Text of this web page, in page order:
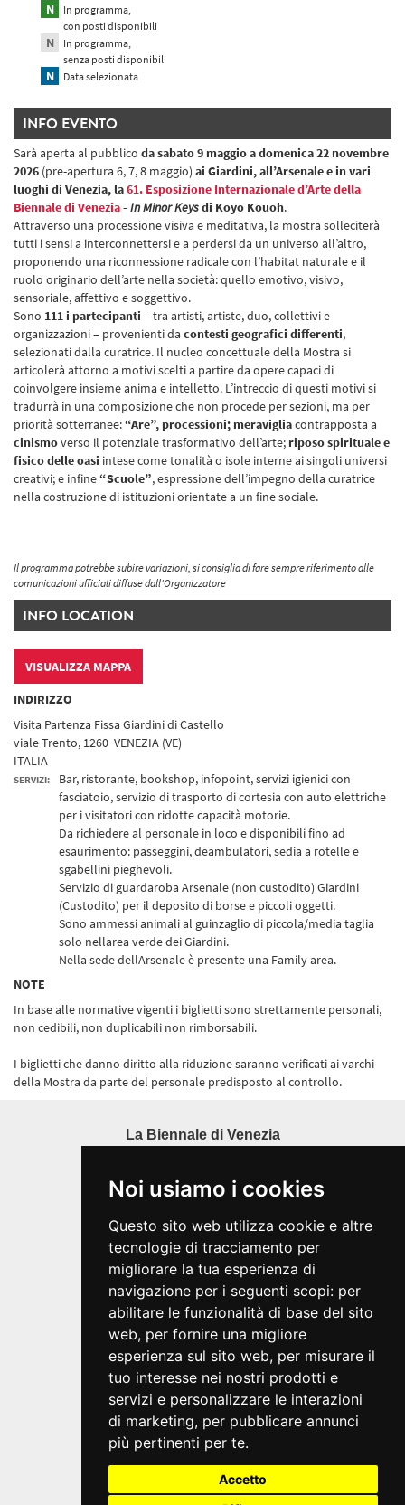
Noi usiamo i cookies
Questo sito web utilizza cookie e altre
tecnologie di tracciamento per
migliorare la tua esperienza di
navigazione per i seguenti scopi: per
abilitare le funzionalità di base del sito
web, per fornire una migliore
esperienza sul sito web, per misurare il
tuo interesse nei nostri prodotti e
servizi e personalizzare le interazioni
di marketing, per pubblicare annunci
più pertinenti per te.
Accetto
In programma,
con posti disponibili
In programma,
senza posti disponibili
Data selezionata
INFO EVENTO
Sarà aperta al pubblico da sabato 9 maggio a domenica 22 novembre
2026 (pre-apertura 6, 7, 8 maggio) ai Giardini, all’Arsenale e in vari
luoghi di Venezia, la61. Esposizione Internazionale d’Arte della
Biennale di Venezia- In Minor Keysdi Koyo Kouoh.
Attraverso una processione visiva e meditativa, la mostra solleciterà
tutti i sensi a interconnettersi e a perdersi da un universo all’altro,
proponendo una riconnessione radicale con l’habitat naturale e il
ruolo originario dell’arte nella società: quello emotivo, visivo,
sensoriale, affettivo e soggettivo.
Sono 111 i partecipanti – tra artisti, artiste, duo, collettivi e
organizzazioni – provenienti da contesti geografici differenti,
selezionati dalla curatrice. Il nucleo concettuale della Mostra si
articolerà attorno a motivi scelti a partire da opere capaci di
coinvolgere insieme anima e intelletto. L’intreccio di questi motivi si
tradurrà in una composizione che non procede per sezioni, ma per
priorità sotterranee:“Are”, processioni; meravigliacontrapposta a
cinismoverso il potenziale trasformativo dell’arte; riposo spirituale e
fisico delle oasi intese come tonalità o isole interne ai singoli universi
creativi; e infine“Scuole”, espressione dell’impegno della curatrice
nella costruzione di istituzioni orientate a un fine sociale.
Il programma potrebbe subire variazioni, si consiglia di fare sempre riferimento alle
comunicazioni ufficiali diffuse dall'Organizzatore
INFO LOCATION
VISUALIZZA MAPPA
INDIRIZZO
Visita Partenza Fissa Giardini di Castello
viale Trento, 1260 VENEZIA (VE)
ITALIA
SERVIZI:
Bar, ristorante, bookshop, infopoint, servizi igienici con
fasciatoio, servizio di trasporto di cortesia con auto elettriche
per i visitatori con ridotte capacità motorie.
Da richiedere al personale in loco e disponibili fino ad
esaurimento: passeggini, deambulatori, sedia a rotelle e
sgabellini pieghevoli.
Servizio di guardaroba Arsenale (non custodito) Giardini
(Custodito) per il deposito di borse e piccoli oggetti.
Sono ammessi animali al guinzaglio di piccola/media taglia
solo nellarea verde dei Giardini.
Nella sede dellArsenale è presente una Family area.
NOTE
In base alle normative vigenti i biglietti sono strettamente personali,
non cedibili, non duplicabili non rimborsabili.
I biglietti che danno diritto alla riduzione saranno verificati ai varchi
della Mostra da parte del personale predisposto al controllo.
La Biennale di Venezia
30124 Venezia
Tel. 041 5218711
P.I.00330320276
Privacy
Cookie
Note Legali
Credits
VIVATICKET S.p.A.
Società a socio unico
Via Antonio Canova 16/20
40138 Bologna
Condizioni generali
Guida al servizio
Domande frequenti